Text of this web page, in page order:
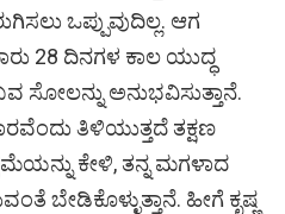
ಒಪ್ಪುವುದಿಲ್ಲ. ಆಗ
28 ದಿನಗಳ ಕಾಲ ಯುದ್ಧ
ಸೋಲನ್ನು ಅನುಭವಿಸುತ್ತಾನೆ.
ತಿಳಿಯುತ್ತದೆ ತಕ್ಷಣ
ಕೇಳಿ, ತನ್ನ ಮಗಳಾದ
ಬೇಡಿಕೊಳ್ಳುತ್ತಾನೆ. ಹೀಗೆ ಕೃಷ್ಣ